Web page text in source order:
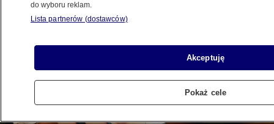
do wyboru reklam.
Lista partnerów (dostawców)
Akceptuję
Pokaż cele